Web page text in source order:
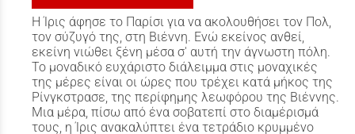
Η Ίρις άφησε το Παρίσι για να ακολουθήσει τον Πολ,
τον σύζυγό της, στη Βιέννη. Ενώ εκείνος ανθεί,
εκείνη νιώθει ξένη μέσα σ' αυτή την άγνωστη πόλη.
Το μοναδικό ευχάριστο διάλειμμα στις μοναχικές
της μέρες είναι οι ώρες που τρέχει κατά μήκος της
Ρίνγκστρασε, της περίφημης λεωφόρου της Βιέννης.
Μια μέρα, πίσω από ένα σοβατεπί στο διαμέρισμά
τους, η Ίρις ανακαλύπτει ένα τετράδιο κρυμμένο